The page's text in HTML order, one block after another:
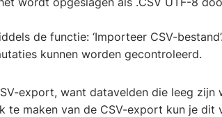
de functie: ‘Importeer CSV-bestand’.
kunnen worden gecontroleerd.
export, want datavelden die leeg zijn
te maken van de CSV-export kun je dit